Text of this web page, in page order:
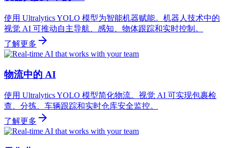
使用 Ultralytics YOLO 模型为智能机器赋能。机器人技术中的
视觉 AI 可推动自主导航、感知、物体跟踪和实时控制。
了解更多
物流中的 AI
使用 Ultralytics YOLO 模型简化物流。视觉 AI 可实现包裹检
查、分拣、车辆跟踪和实时仓库安全监控。
了解更多